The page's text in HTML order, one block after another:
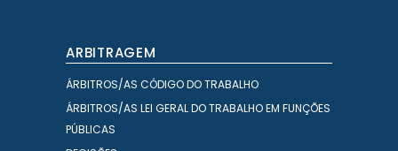
ARBITRAGEM
ÁRBITROS/AS CÓDIGO DO TRABALHO
ÁRBITROS/AS LEI GERAL DO TRABALHO EM FUNÇÕES
PÚBLICAS